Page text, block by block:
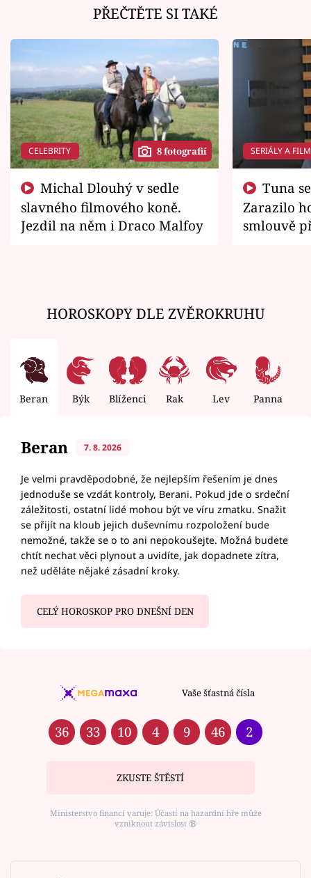
PŘEČTĚTE SI TAKÉ
CELEBRITY 8 fotografií
slavného filmového koně.
Jezdil na něm i Draco Malfoy
SERIÁLY A
Zarazilo
smlouvě
HOROSKOPY DLE ZVĚROKRUHU
Beran Býk Blíženci Rak Lev Panna
Beran 7. 8. 2026
Je velmi pravděpodobné, že nejlepším řešením je dnes
jednoduše se vzdát kontroly, Berani. Pokud jde o srdeční
záležitosti, ostatní lidé mohou být ve víru zmatku. Snažit
se přijít na kloub jejich duševnímu rozpoložení bude
nemožné, takže se o to ani nepokoušejte. Možná budete
chtít nechat věci plynout a uvidíte, jak dopadnete zítra,
než uděláte nějaké zásadní kroky.
CELÝ HOROSKOP PRO DNEŠNÍ DEN
Vaše šťastná čísla
36 33 10 4 9 46 2
ZKUSTE ŠTĚSTÍ
Ministerstvo financí varuje: Účastí na hazardní hře může
vzniknout závislost ⑱